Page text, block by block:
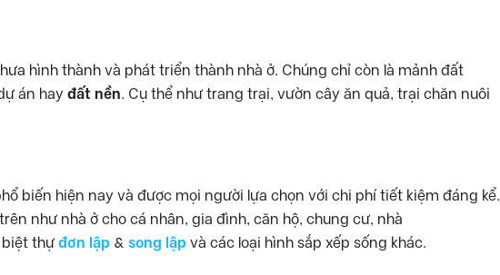
hình thành và phát triển thành nhà ở. Chúng chỉ còn là mảnh đất
án hay đất nền. Cụ thể như trang trại, vườn cây ăn quả, trại chăn nuôi
biến hiện nay và được mọi người lựa chọn với chi phí tiết kiệm đáng kể.
như nhà ở cho cá nhân, gia đình, căn hộ, chung cư, nhà
biệt thự đơn lập & song lập và các loại hình sắp xếp sống khác.